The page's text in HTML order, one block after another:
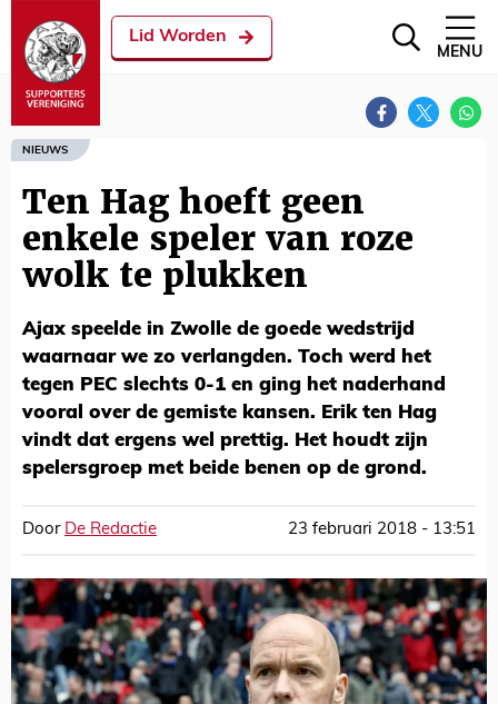
Lid Worden
MENU
NIEUWS
Ten Hag hoeft geen
enkele speler van roze
wolk te plukken
Ajax speelde in Zwolle de goede wedstrijd
waarnaar we zo verlangden. Toch werd het
tegen PEC slechts 0-1 en ging het naderhand
vooral over de gemiste kansen. Erik ten Hag
vindt dat ergens wel prettig. Het houdt zijn
spelersgroep met beide benen op de grond.
Door De Redactie 23 februari 2018 - 13:51